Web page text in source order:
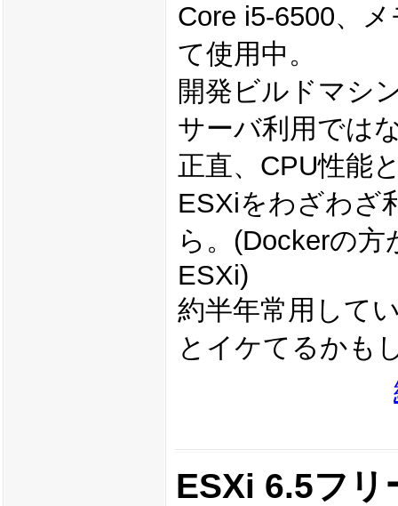
Core i5-6500、
て使用中。
開発ビルドマシ
サーバ利用では
正直、CPU性能
ESXiをわざわざ
ら。(Dockerの
ESXi)
約半年常用して
とイケてるかも
ESXi 6.5フリ